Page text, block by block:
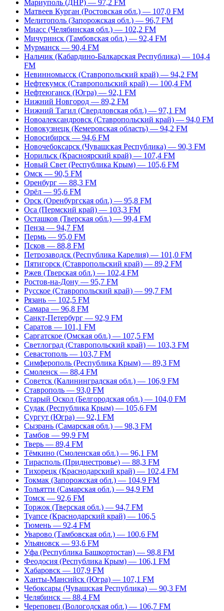
Мариуполь (ДНР) — 97,2 FM
Матвеев Курган (Ростовская обл.) — 107,0 FM
Мелитополь (Запорожская обл.) — 96,7 FM
Миасс (Челябинская обл.) — 102,2 FM
Мичуринск (Тамбовская обл.) — 92,4 FM
Мурманск — 90,4 FM
Нальчик (Кабардино-Балкарская Республика) — 104,4
FM
Невинномысск (Ставропольский край) — 94,2 FM
Нефтекумск (Ставропольский край) — 100,4 FM
Нефтеюганск (Югра) — 92,1 FM
Нижний Новгород — 89,2 FM
Нижний Тагил (Свердловская обл.) — 97,1 FM
Новоалександровск (Ставропольский край) — 94,0 FM
Новокузнецк (Кемеровская область) — 94,2 FM
Новосибирск — 94,6 FM
Новочебоксарск (Чувашская Республика) — 90,3 FM
Норильск (Красноярский край) — 107,4 FM
Новый Свет (Республика Крым) — 105,6 FM
Омск — 90,5 FM
Оренбург — 88,3 FM
Орёл — 95,6 FM
Орск (Оренбургская обл.) — 95,8 FM
Оса (Пермский край) — 103,3 FM
Осташков (Тверская обл.) — 99,4 FM
Пенза — 94,7 FM
Пермь — 95,0 FM
Псков — 88,8 FM
Петрозаводск (Республика Карелия) — 101,0 FM
Пятигорск (Ставропольский край) — 89,2 FM
Ржев (Тверская обл.) — 102,4 FM
Ростов-на-Дону — 95,7 FM
Русское (Ставропольский край) — 99,7 FM
Рязань — 102,5 FM
Самара — 96,8 FM
Санкт-Петербург — 92,9 FM
Саратов — 101,1 FM
Саргатское (Омская обл.) — 107,5 FM
Светлоград (Ставропольский край) — 103,3 FM
Севастополь — 103,7 FM
Симферополь (Республика Крым) — 89,3 FM
Смоленск — 88,4 FM
Советск (Калининградская обл.) — 106,9 FM
Ставрополь — 93,0 FM
Старый Оскол (Белгородская обл.) — 104,0 FM
Судак (Республика Крым) — 105,6 FM
Сургут (Югра) — 92,1 FM
Сызрань (Самарская обл.) — 98,3 FM
Тамбов — 99,9 FM
Тверь — 89,4 FM
Тёмкино (Смоленская обл.) — 96,1 FM
Тирасполь (Приднестровье) — 88,3 FM
Тихорецк (Краснодарский край) — 102,4 FM
Токмак (Запорожская обл.) — 104,9 FM
Тольятти (Самарская обл.) — 94,9 FM
Томск — 92,6 FM
Торжок (Тверская обл.) — 94,7 FM
Туапсе (Краснодарский край) — 106,5
Тюмень — 92,4 FM
Уварово (Тамбовская обл.) — 100,6 FM
Ульяновск — 93,6 FM
Уфа (Республика Башкортостан) — 98,8 FM
Феодосия (Республика Крым) — 106,1 FM
Хабаровск — 107,9 FM
Ханты-Мансийск (Югра) — 107,1 FM
Чебоксары (Чувашская Республика) — 90,3 FM
Челябинск — 88,4 FM
Череповец (Вологодская обл.) — 106,7 FM